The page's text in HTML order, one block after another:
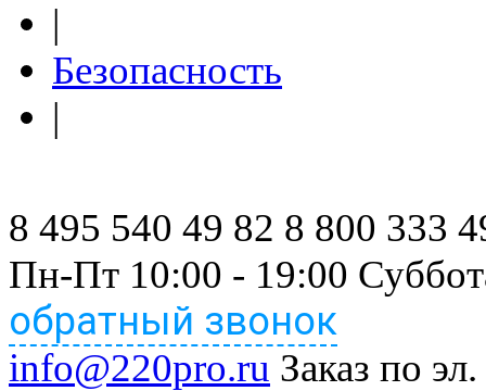
|
Безопасность
|
8 495 540 49 82 8 800 333
Пн-Пт 10:00 - 19:00
обратный звонок
info@220pro.ru Заказ по